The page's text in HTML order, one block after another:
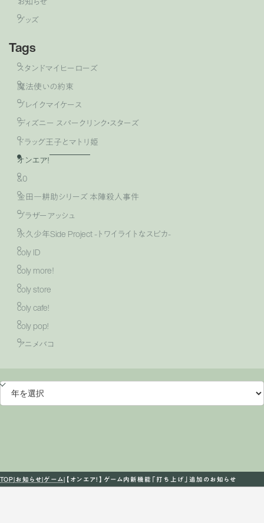
TOP お知らせ ゲーム 【オンエア！】ゲーム内新機能「打ち上げ」追加のお知らせ
グッズ
Tags
スタンドマイヒーローズ
魔法使いの約束
ブレイクマイケース
ディズニー スパークリンク・スターズ
ドラッグ王子とマトリ姫
オンエア！
&0
金田一耕助シリーズ 本陣殺人事件
ブラザーアッシュ
永久少年Side Project -トワイライトなスピカ-
coly ID
coly more！
coly store
coly cafe!
coly pop!
アニメバコ